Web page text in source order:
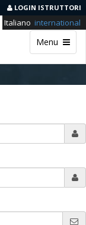
LOGIN ISTRUTTORI
Menu
Italiano international